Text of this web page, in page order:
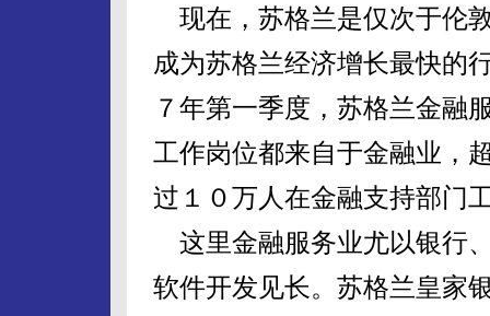
现在，苏格兰是仅次于伦
成为苏格兰经济增长最快的
７年第一季度，苏格兰金融
工作岗位都来自于金融业，
过１０万人在金融支持部门
这里金融服务业尤以银行
软件开发见长。苏格兰皇家